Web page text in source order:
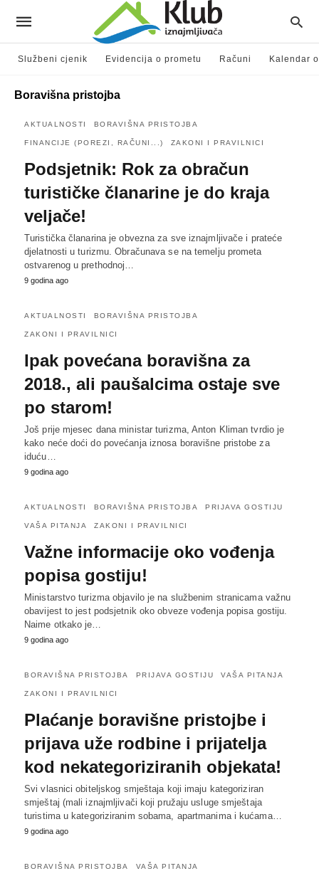
Službeni cjenik Evidencija o prometu Računi Kalendar
Boravišna pristojba
AKTUALNOSTI BORAVIŠNA PRISTOJBA
FINANCIJE (POREZI, RAČUNI...) ZAKONI I PRAVILNICI
Podsjetnik: Rok za obračun
turističke članarine je do kraja
veljače!
Turistička članarina je obvezna za sve iznajmljivače i prateće
djelatnosti u turizmu. Obračunava se na temelju prometa
ostvarenog u prethodnoj…
9 godina ago
AKTUALNOSTI BORAVIŠNA PRISTOJBA
ZAKONI I PRAVILNICI
Ipak povećana boravišna za
2018., ali paušalcima ostaje sve
po starom!
Još prije mjesec dana ministar turizma, Anton Kliman tvrdio je
kako neće doći do povećanja iznosa boravišne pristobe za
iduću…
9 godina ago
AKTUALNOSTI BORAVIŠNA PRISTOJBA PRIJAVA GOSTIJU
VAŠA PITANJA ZAKONI I PRAVILNICI
Važne informacije oko vođenja
popisa gostiju!
Ministarstvo turizma objavilo je na službenim stranicama važnu
obavijest to jest podsjetnik oko obveze vođenja popisa gostiju.
Naime otkako je…
9 godina ago
BORAVIŠNA PRISTOJBA PRIJAVA GOSTIJU VAŠA PITANJA
ZAKONI I PRAVILNICI
Plaćanje boravišne pristojbe i
prijava uže rodbine i prijatelja
kod nekategoriziranih objekata!
Svi vlasnici obiteljskog smještaja koji imaju kategoriziran
smještaj (mali iznajmljivači koji pružaju usluge smještaja
turistima u kategoriziranim sobama, apartmanima i kućama…
9 godina ago
BORAVIŠNA PRISTOJBA VAŠA PITANJA